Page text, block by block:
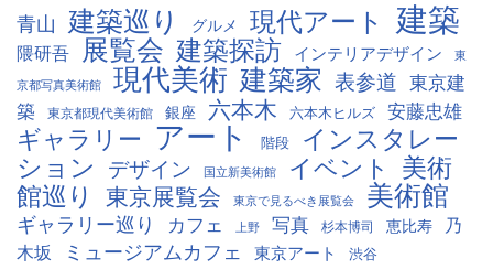
青山 建築巡り グルメ 現代アート 建築
隈研吾 展覧会 建築探訪 インテリアデザイン 東
京都写真美術館 現代美術 建築家 表参道
東京建
築
東京都現代美術館 銀座 六本木 六本木ヒルズ 安藤忠雄
ギャラリー アート 階段
インスタレー
ション
デザイン 国立新美術館 イベント
美術
館巡り
東京展覧会 東京で見るべき展覧会 美術館
ギャラリー巡り カフェ 上野 写真 杉本博司 恵比寿
乃
木坂
ミュージアムカフェ 東京アート 渋谷